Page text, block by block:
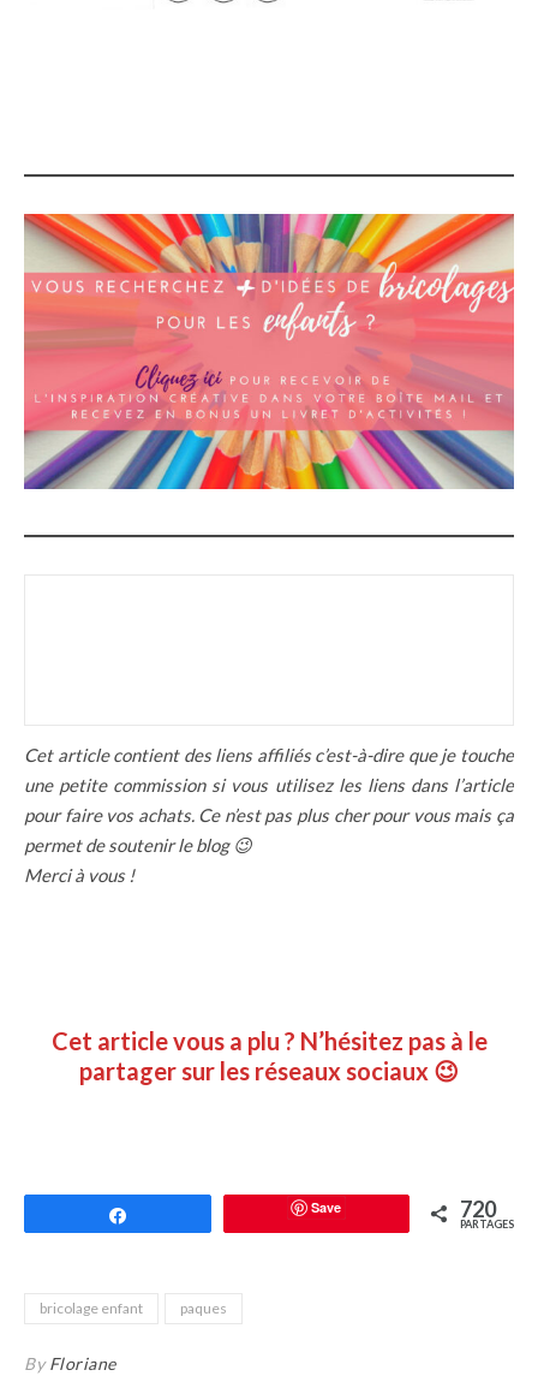
Cet article contient des liens affiliés c’est-à-dire que je touche
une petite commission si vous utilisez les liens dans l’article
pour faire vos achats. Ce n’est pas plus cher pour vous mais ça
permet de soutenir le blog 😉
Merci à vous !
Cet article vous a plu ? N’hésitez pas à le
partager sur les réseaux sociaux 😉
Save 720
PARTAGES
bricolage enfant paques
ByFloriane